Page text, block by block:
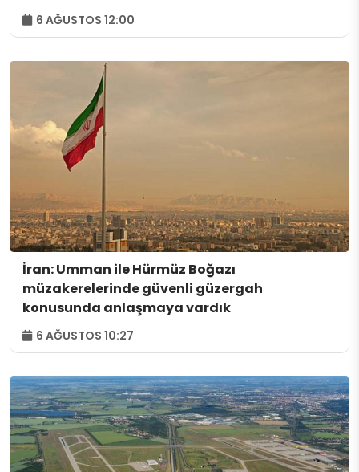
6 AĞUSTOS 12:00
İran: Umman ile Hürmüz Boğazı
müzakerelerinde güvenli güzergah
konusunda anlaşmaya vardık
6 AĞUSTOS 10:27